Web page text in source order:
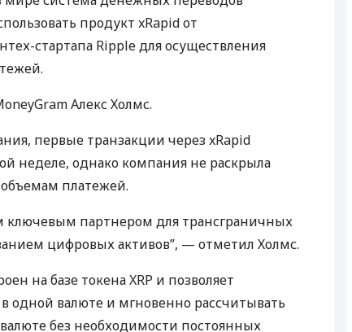
КЕШБЭКА
продукт xRapid от
стартапа Ripple для осуществления
Алекс Холмс.
первые транзакции через xRapid
неделе, однако компания не раскрыла
платежей.
ключевым партнером для трансграничных
цифровых активов”, — отметил Холмс.
на базе токенаXRP и позволяет
в одной валюте и мгновенно рассчитывать
без необходимости постоянных